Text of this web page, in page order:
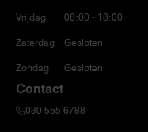
Vrijdag
Zaterdag
Zondag
08:00 - 18:00
Gesloten
Gesloten
Contact
030 555 6788